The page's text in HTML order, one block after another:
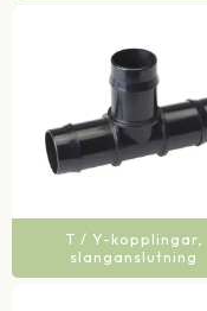
T / Y-kopplingar,
slanganslutning